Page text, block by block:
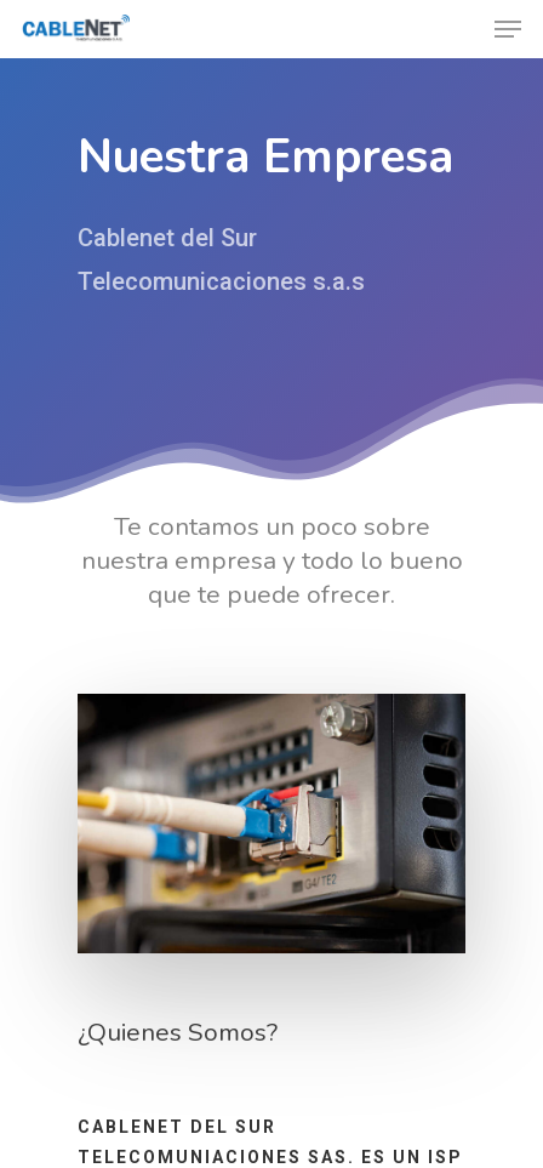
Hit enter to search or ESC to close
Nuestra Empresa
Cablenet del Sur
Telecomunicaciones s.a.s
Te contamos un poco sobre
nuestra empresa y todo lo bueno
que te puede ofrecer.
¿Quienes Somos?
CABLENET DEL SUR
TELECOMUNIACIONES SAS. ES UN ISP